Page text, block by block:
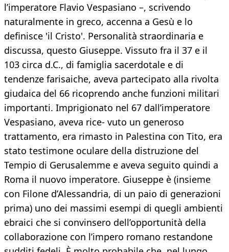
l’imperatore Flavio Vespasiano –, scrivendo
naturalmente in greco, accenna a Gesù e lo
definisce 'il Cristo'. Personalità straordinaria e
discussa, questo Giuseppe. Vissuto fra il 37 e il
103 circa d.C., di famiglia sacerdotale e di
tendenze farisaiche, aveva partecipato alla rivolta
giudaica del 66 ricoprendo anche funzioni militari
importanti. Imprigionato nel 67 dall’imperatore
Vespasiano, aveva rice- vuto un generoso
trattamento, era rimasto in Palestina con Tito, era
stato testimone oculare della distruzione del
Tempio di Gerusalemme e aveva seguito quindi a
Roma il nuovo imperatore. Giuseppe è (insieme
con Filone d’Alessandria, di un paio di generazioni
prima) uno dei massimi esempi di quegli ambienti
ebraici che si convinsero dell’opportunità della
collaborazione con l’impero romano restandone